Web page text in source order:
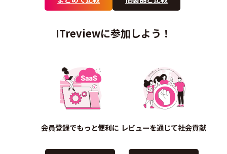
ITreviewに参加しよう！
会員登録でもっと便利に レビューを通じて社会貢献